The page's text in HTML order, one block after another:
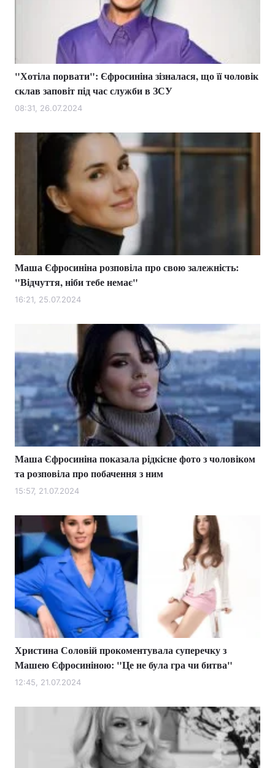
"Хотіла порвати": Єфросиніна зізналася, що її чоловік
склав заповіт під час служби в ЗСУ
08:31, 26.07.2024
Маша Єфросиніна розповіла про свою залежність:
"Відчуття, ніби тебе немає"
16:21, 25.07.2024
Маша Єфросиніна показала рідкісне фото з чоловіком
та розповіла про побачення з ним
15:57, 21.07.2024
Христина Соловій прокоментувала суперечку з
Машею Єфросиніною: "Це не була гра чи битва"
12:45, 21.07.2024